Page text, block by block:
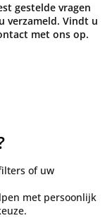
gestelde vragen
verzameld. Vindt u
met ons op.
of uw
met persoonlijk